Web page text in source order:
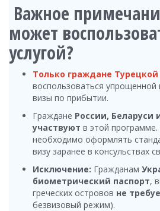
Важное
может
услугой?
Только граждане Турецкой
воспользоваться упрощенной
визы по прибытии.
Граждане России, Беларуси
участвуют в этой
необходимо оформлять
визу заранее в консульствах
Исключение: Гражданам
биометрический паспорт,
греческих островов не
безвизовый режим).